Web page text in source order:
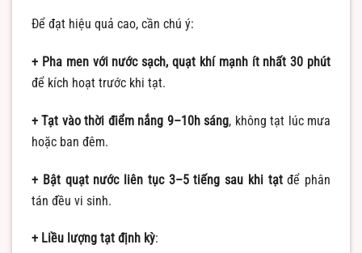
Để đạt hiệu quả cao, cần chú ý:
+ Pha men với nước sạch, quạt khí mạnh ít nhất 30 phút
để kích hoạt trước khi tạt.
+ Tạt vào thời điểm nắng 9–10h sáng, không tạt lúc mưa
hoặc ban đêm.
+ Bật quạt nước liên tục 3–5 tiếng sau khi tạtđể phân
tán đều vi sinh.
+ Liều lượng tạt định kỳ: